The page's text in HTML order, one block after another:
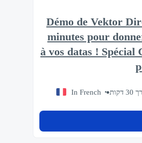
Démo de Vektor
minutes pour
à vos datas ! Spécial
In French